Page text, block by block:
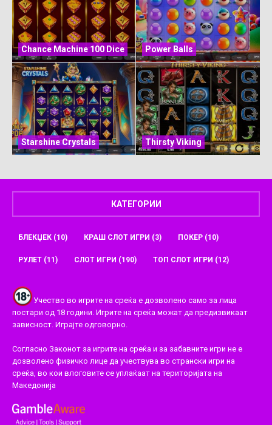
Chance Machine 100 Dice Power Balls
Starshine Crystals Thirsty Viking
КАТЕГОРИИ
БЛЕКЏЕК (10) КРАШ СЛОТ ИГРИ (3) ПОКЕР (10)
РУЛЕТ (11) СЛОТ ИГРИ (190) ТОП СЛОТ ИГРИ (12)
Учество во игрите на среќа е дозволено само за лица
постари од 18 години. Игрите на среќа можат да предизвикаат
зависност. Играјте одговорно.
Согласно Законот за игрите на среќа и за забавните игри не е
дозволено физичко лице да учествува во странски игри на
среќа, во кои влоговите се уплаќаат на територијата на
Македонија